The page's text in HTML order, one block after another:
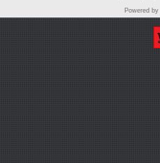
Powered by